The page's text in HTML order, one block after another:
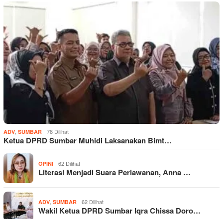
ADV SUMBAR 78 Dilihat
Ketua DPRD Sumbar Muhidi Laksanakan Bimt…
OPINI 62 Dilihat
Literasi Menjadi Suara Perlawanan, Anna …
ADV SUMBAR 62 Dilihat
Wakil Ketua DPRD Sumbar Iqra Chissa Doro…